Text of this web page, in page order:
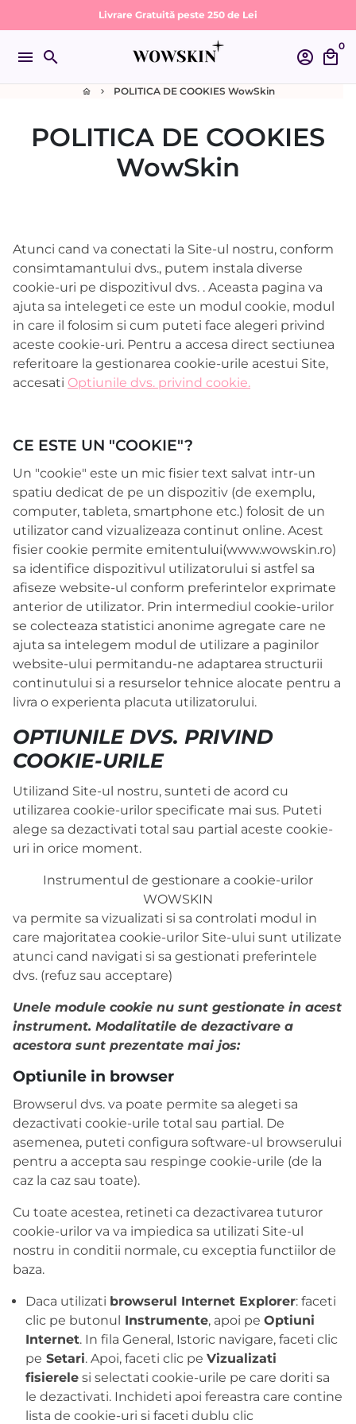
la
conținut
Livrare Gratuită peste 250 de Lei
menu search account_circle local_mall
0
home keyboard_arrow_right POLITICA DE COOKIES WowSkin
POLITICA DE COOKIES
WowSkin
Atunci cand va conectati la Site-ul nostru, conform
consimtamantului dvs., putem instala diverse
cookie-uri pe dispozitivul dvs. . Aceasta pagina va
ajuta sa intelegeti ce este un modul cookie, modul
in care il folosim si cum puteti face alegeri privind
aceste cookie-uri. Pentru a accesa direct sectiunea
referitoare la gestionarea cookie-urile acestui Site,
accesati Optiunile dvs. privind cookie.
CE ESTE UN "COOKIE"?
Un "cookie" este un mic fisier text salvat intr-un
spatiu dedicat de pe un dispozitiv (de exemplu,
computer, tableta, smartphone etc.) folosit de un
utilizator cand vizualizeaza continut online. Acest
fisier cookie permite emitentului(www.wowskin.ro)
sa identifice dispozitivul utilizatorului si astfel sa
afiseze website-ul conform preferintelor exprimate
anterior de utilizator. Prin intermediul cookie-urilor
se colecteaza statistici anonime agregate care ne
ajuta sa intelegem modul de utilizare a paginilor
website-ului permitandu-ne adaptarea structurii
continutului si a resurselor tehnice alocate pentru a
livra o experienta placuta utilizatorului.
OPTIUNILE DVS. PRIVIND
COOKIE-URILE
Utilizand Site-ul nostru, sunteti de acord cu
utilizarea cookie-urilor specificate mai sus. Puteti
alege sa dezactivati total sau partial aceste cookie-
uri in orice moment.
Instrumentul de gestionare a cookie-urilor
WOWSKIN
va permite sa vizualizati si sa controlati modul in
care majoritatea cookie-urilor Site-ului sunt utilizate
atunci cand navigati si sa gestionati preferintele
dvs. (refuz sau acceptare)
Unele module cookie nu sunt gestionate in acest
instrument. Modalitatile de dezactivare a
acestora sunt prezentate mai jos:
Optiunile in browser
Browserul dvs. va poate permite sa alegeti sa
dezactivati cookie-urile total sau partial. De
asemenea, puteti configura software-ul browserului
pentru a accepta sau respinge cookie-urile (de la
caz la caz sau toate).
Cu toate acestea, retineti ca dezactivarea tuturor
cookie-urilor va va impiedica sa utilizati Site-ul
nostru in conditii normale, cu exceptia functiilor de
baza.
Daca utilizati browserul Internet Explorer: faceti
clic pe butonul Instrumente, apoi pe Optiuni
Internet. In fila General, Istoric navigare, faceti clic
pe Setari. Apoi, faceti clic pe Vizualizati
fisierele si selectati cookie-urile pe care doriti sa
le dezactivati. Inchideti apoi fereastra care contine
lista de cookie-uri si faceti dublu clic